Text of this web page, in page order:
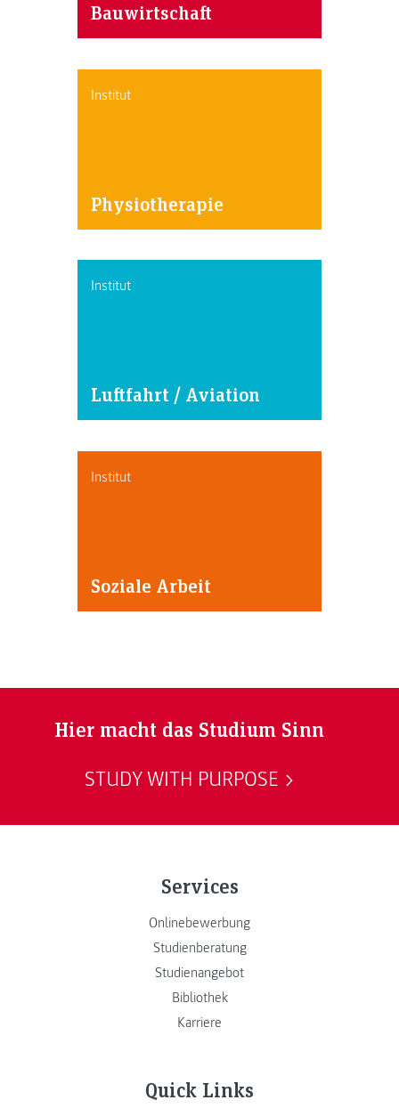
Bauwirtschaft
Institut
Physiotherapie
Institut
Luftfahrt / Aviation
Institut
Soziale Arbeit
Hier macht das Studium Sinn
STUDY WITH PURPOSE
Services
Onlinebewerbung
Studienberatung
Studienangebot
Bibliothek
Karriere
Quick Links